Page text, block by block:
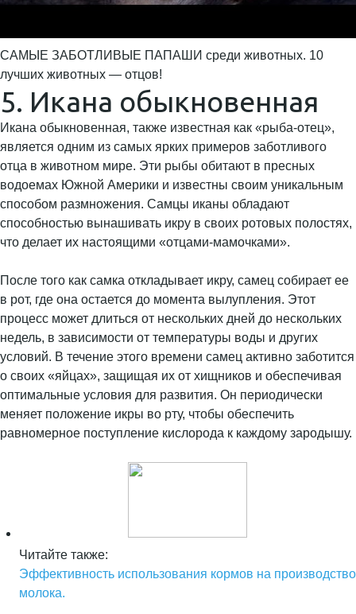
САМЫЕ ЗАБОТЛИВЫЕ ПАПАШИ среди животных. 10
лучших животных — отцов!
5. Икана обыкновенная
Икана обыкновенная, также известная как «рыба-отец»,
является одним из самых ярких примеров заботливого
отца в животном мире. Эти рыбы обитают в пресных
водоемах Южной Америки и известны своим уникальным
способом размножения. Самцы иканы обладают
способностью вынашивать икру в своих ротовых полостях,
что делает их настоящими «отцами-мамочками».
После того как самка откладывает икру, самец собирает ее
в рот, где она остается до момента вылупления. Этот
процесс может длиться от нескольких дней до нескольких
недель, в зависимости от температуры воды и других
условий. В течение этого времени самец активно заботится
о своих «яйцах», защищая их от хищников и обеспечивая
оптимальные условия для развития. Он периодически
меняет положение икры во рту, чтобы обеспечить
равномерное поступление кислорода к каждому зародышу.
Читайте также:
Эффективность использования кормов на производство
молока.